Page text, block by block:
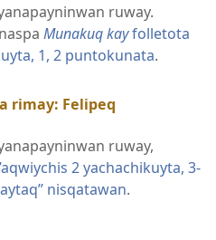
ruway.
Munakuq kayfolletota
1, 2 puntokunata.
rimay: Felipeq
ruway,
2 yachachikuyta, 3-
nisqatawan.